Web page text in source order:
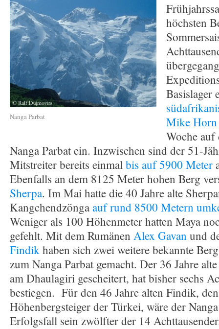
Nanga Parbat
höchsten
Basislager
Mike Horn
Woche auf
Nanga Parbat ein. Inzwischen sind der 51-
Mitstreiter bereits einmalbis auf 5900 Meter
Ebenfalls an dem 8125 Meter hohen Berg
Sherpa. Im Mai hatte die 40 Jahre alte
Kangchendzöngaauf rund 8500 Metern
Weniger als 100 Höhenmeter hatten Maya
gefehlt. Mit dem Rumänen Alex Gavan und
Findikhaben sich zwei weitere bekannte
zum Nanga Parbat gemacht. Der 36 Jahre
am Dhaulagiri gescheitert, hat bisher sechs
bestiegen. Für den 46 Jahre alten Findik,
Höhenbergsteiger der Türkei, wäre der
Erfolgsfall sein zwölfter der 14